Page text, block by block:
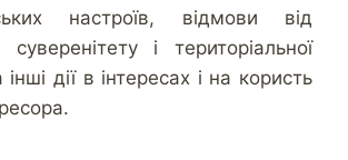
настроїв, відмови від
і територіальної
інші дії в інтересах і на користь